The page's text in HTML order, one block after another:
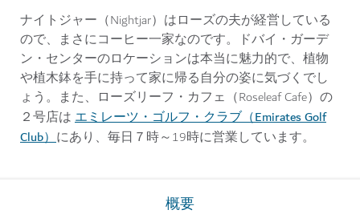
ナイトジャー（Nightjar）はローズの夫が経営している
ので、まさにコーヒー一家なのです。ドバイ・ガーデ
ン・センターのロケーションは本当に魅力的で、植物
や植木鉢を手に持って家に帰る自分の姿に気づくでし
ょう。また、ローズリーフ・カフェ（Roseleaf Cafe）の
２号店は エミレーツ・ゴルフ・クラブ（Emirates Golf
Club）にあり、毎日７時～19時に営業しています。
概要